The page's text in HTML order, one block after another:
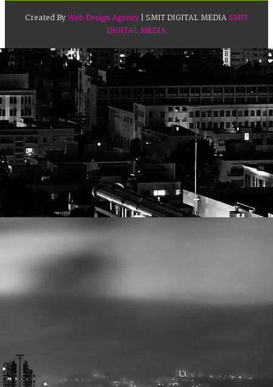
Created ByWeb Design Agency| SMIT DIGITAL MEDIASMIT
DIGITAL MEDIA